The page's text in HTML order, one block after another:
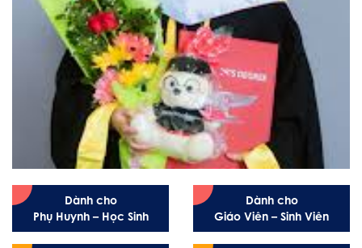
Dành cho
Phụ Huynh – Học Sinh
Dành cho
Giáo Viên – Sinh Viên